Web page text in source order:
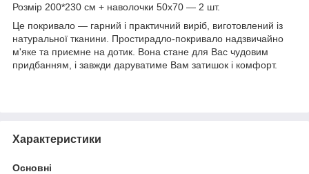
Розмір 200*230 см + наволочки 50х70 — 2 шт.
Це покривало — гарний і практичний виріб, виготовлений із
натуральної тканини. Простирадло-покривало надзвичайно
м'яке та приємне на дотик. Вона стане для Вас чудовим
придбанням, і завжди даруватиме Вам затишок і комфорт.
Характеристики
Основні